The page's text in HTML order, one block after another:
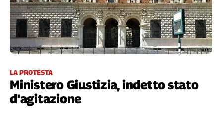
Diritti
Welfare
Italia
Internazionale
Categorie
Filcams
LA PROTESTA
Ministero Giustizia, indetto stato
d'agitazione